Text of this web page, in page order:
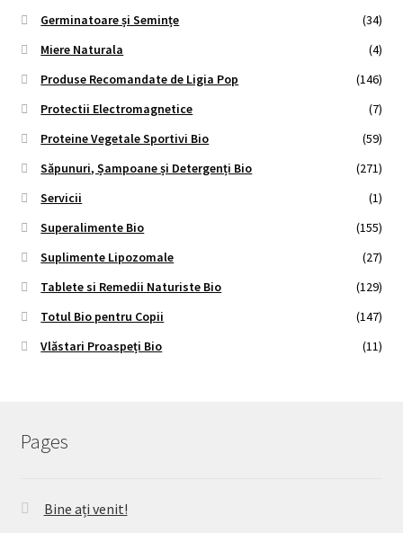
Germinatoare și Semințe
(34)
Miere Naturala
(4)
Produse Recomandate de Ligia Pop
(146)
Protectii Electromagnetice
(7)
Proteine Vegetale Sportivi Bio
(59)
Săpunuri, Șampoane și Detergenți Bio
(271)
Servicii
(1)
Superalimente Bio
(155)
Suplimente Lipozomale
(27)
Tablete si Remedii Naturiste Bio
(129)
Totul Bio pentru Copii
(147)
Vlăstari Proaspeți Bio
(11)
Pages
Bine ați venit!